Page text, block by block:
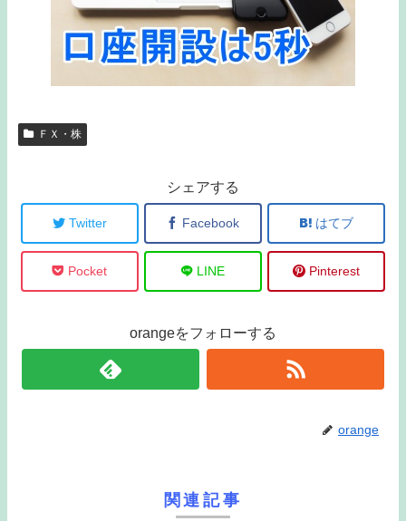
ＦＸ・株
シェアする
Twitter Facebook はてブ
Pocket LINE Pinterest
orangeをフォローする
orange
関連記事